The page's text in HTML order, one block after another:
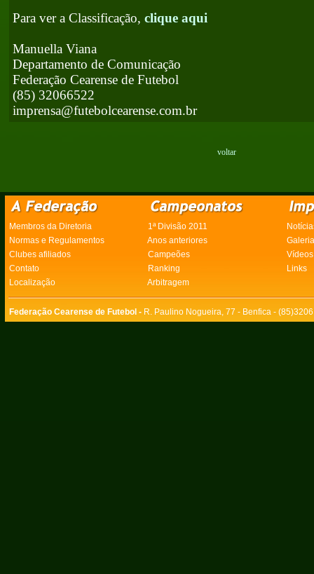
Para ver a Classificação, clique aqui
Manuella Viana
Departamento de Comunicação
Federação Cearense de Futebol
(85) 32066522
imprensa@futebolcearense.com.br
voltar
Membros da Diretoria 1ª Divisão 2011
Normas e Regulamentos
Anos anteriores
Clubes afiliados
Campeões
Vídeos
Contato
Ranking
Links
Localização
Arbitragem
Federação Cearense de Futebol - R. Paulino Nogueira, 77 - Benfica -